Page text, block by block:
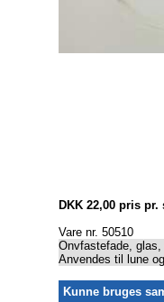
DKK 22,00 pris
Vare nr. 50510
Onvfastefade,
Anvendes til lune
Kunne bruges